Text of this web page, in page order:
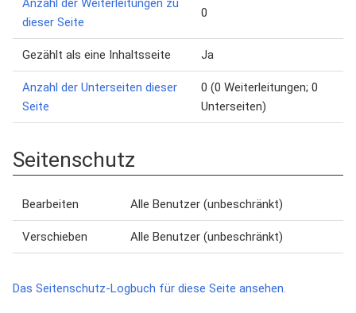
Anzahl der Weiterleitungen zu
dieser Seite
0
Gezählt als eine Inhaltsseite Ja
Anzahl der Unterseiten dieser
Seite
0 (0 Weiterleitungen; 0
Unterseiten)
Seitenschutz
Bearbeiten Alle Benutzer (unbeschränkt)
Verschieben Alle Benutzer (unbeschränkt)
Das Seitenschutz-Logbuch für diese Seite ansehen.